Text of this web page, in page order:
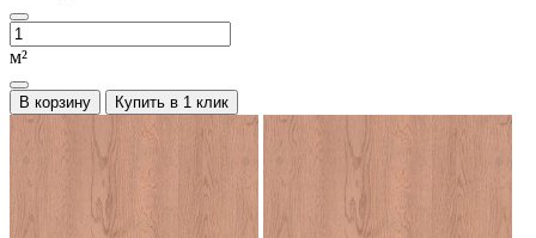
м²
В корзину Купить в 1 клик